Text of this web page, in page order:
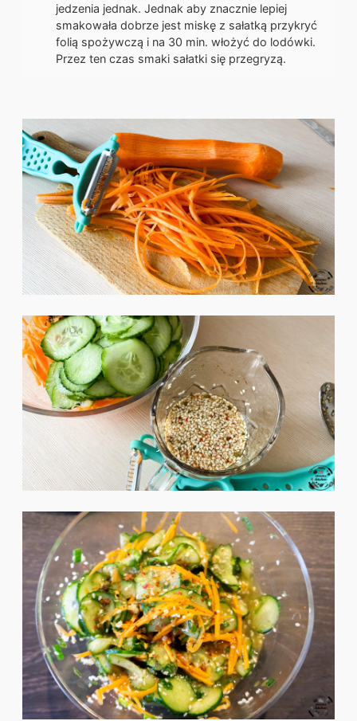
jedzenia jednak. Jednak aby znacznie lepiej
smakowała dobrze jest miskę z sałatką przykryć
folią spożywczą i na 30 min. włożyć do lodówki.
Przez ten czas smaki sałatki się przegryzą.